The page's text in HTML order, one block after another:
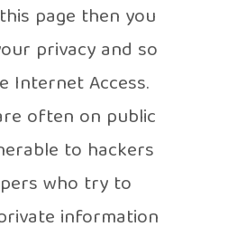
page then you
privacy and so
Internet Access.
often on public
to hackers
who try to
information